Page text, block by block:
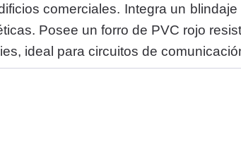
comerciales. Integra un
Posee un forro de PVC rojo
ideal para circuitos de